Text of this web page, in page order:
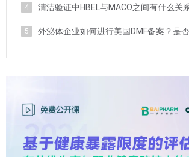
4 清洁验证中HBEL与MACO之间有什么关
5 外泌体企业如何进行美国DMF备案？是